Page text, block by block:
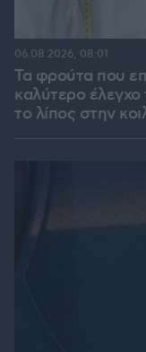
Τα φρούτα που
καλύτερο έλεγχο
το λίπος στην
06.08.2026, 08:01